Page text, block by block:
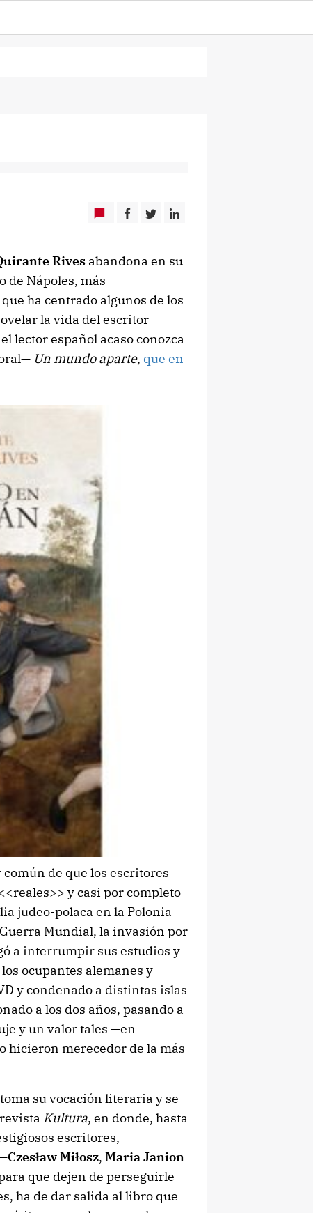
Rivesabandona en su
Nápoles, más
ha centrado algunos de los
la vida del escritor
lector español acaso conozca
Un mundo aparte, que en
de que los escritores
y casi por completo
judeo-polaca en la Polonia
Mundial, la invasión por
a interrumpir sus estudios y
ocupantes alemanes y
y condenado a distintas islas
a los dos años, pasando a
y un valor tales —en
hicieron merecedor de la más
su vocación literaria y se
Kultura, en donde, hasta
escritores,
Czesław Miłosz, Maria Janion
que dejen de perseguirle
ha de dar salida al libro que